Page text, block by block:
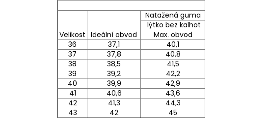
Natažená guma
lýtko bez kalhot
Velikost Ideální obvod
Max. obvod
36
37,1
40,1
37
37,8
40,8
38
38,5
41,5
39
39,2
42,2
40
39,9
42,9
41
40,6
43,6
42
41,3
44,3
43
42 45